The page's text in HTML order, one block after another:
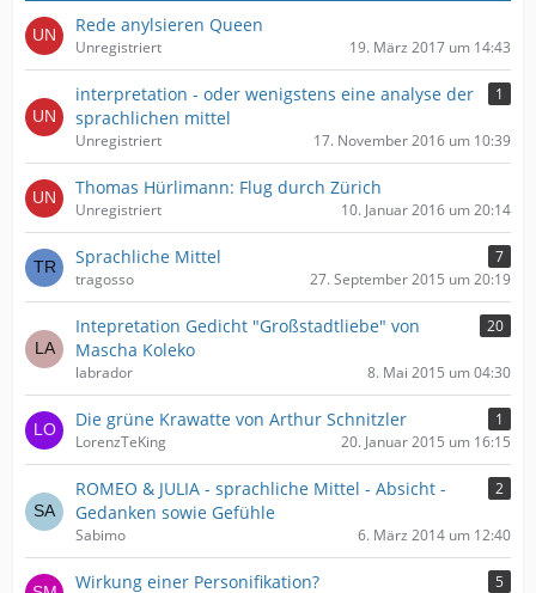
Rede anylsieren Queen
Unregistriert 19. März 2017 um 14:43
interpretation - oder wenigstens eine analyse der
sprachlichen mittel
1
Unregistriert 17. November 2016 um 10:39
Thomas Hürlimann: Flug durch Zürich
Unregistriert 10. Januar 2016 um 20:14
Sprachliche Mittel
7
tragosso
27. September 2015 um 20:19
Intepretation Gedicht "Großstadtliebe" von
Mascha Koleko
20
labrador 8. Mai 2015 um 04:30
Die grüne Krawatte von Arthur Schnitzler
1
LorenzTeKing
20. Januar 2015 um 16:15
ROMEO & JULIA - sprachliche Mittel - Absicht -
Gedanken sowie Gefühle
2
Sabimo 6. März 2014 um 12:40
Wirkung einer Personifikation?
5